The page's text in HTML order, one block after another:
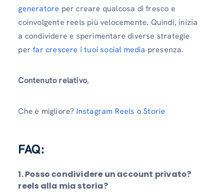
generatore per creare qualcosa di fresco e
coinvolgente reels più velocemente. Quindi, inizia
a condividere e sperimentare diverse strategie
perfar crescere i tuoi social media presenza.
Contenuto relativo,
Che è migliore? Instagram Reels o Storie
FAQ:
1. Posso condividere un account privato?
reels alla mia storia?